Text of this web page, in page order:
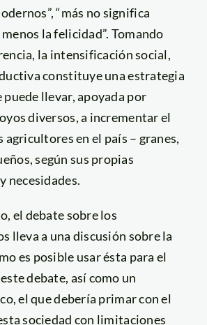
“más no significa
la felicidad”. Tomando
la intensificación social,
constituye una estrategia
llevar, apoyada por
diversos, a incrementar el
agricultores en el país – granes,
según sus propias
necesidades.
el debate sobre los
lleva a una discusión sobre la
es posible usar ésta para el
debate, así como un
el que debería primar con el
sociedad con limitaciones